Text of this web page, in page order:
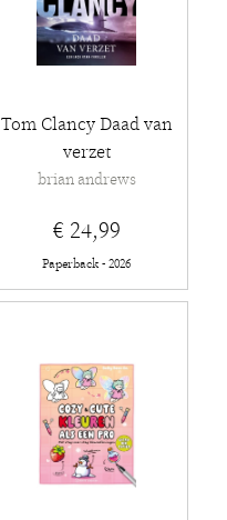
Tom Clancy Daad van
verzet
brian andrews
€ 24,99
Paperback - 2026